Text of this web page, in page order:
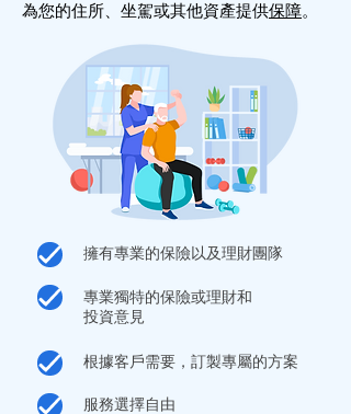
為您的住所、坐駕或其他資產提供保障。
擁有專業的保險以及理財團隊
專業獨特的保險或理財和
投資意見
根據客戶需要，訂製專屬的方案
服務選擇自由